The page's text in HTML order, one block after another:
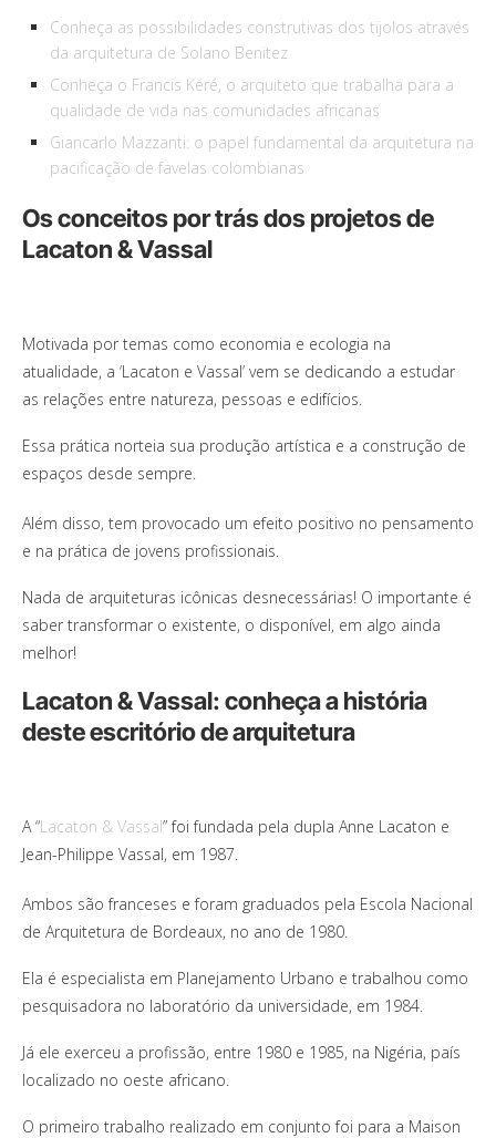
Conheça as possibilidades construtivas dos tijolos através
da arquitetura de Solano Benitez
Conheça o Francis Kéré, o arquiteto que trabalha para a
qualidade de vida nas comunidades africanas
Giancarlo Mazzanti: o papel fundamental da arquitetura na
pacificação de favelas colombianas
Os conceitos por trás dos projetos de
Lacaton & Vassal
Motivada por temas como economia e ecologia na
atualidade, a ‘Lacaton e Vassal’ vem se dedicando a estudar
as relações entre natureza, pessoas e edifícios.
Essa prática norteia sua produção artística e a construção de
espaços desde sempre.
Além disso, tem provocado um efeito positivo no pensamento
e na prática de jovens profissionais.
Nada de arquiteturas icônicas desnecessárias! O importante é
saber transformar o existente, o disponível, em algo ainda
melhor!
Lacaton & Vassal: conheça a história
deste escritório de arquitetura
A “Lacaton & Vassal” foi fundada pela dupla Anne Lacaton e
Jean-Philippe Vassal, em 1987.
Ambos são franceses e foram graduados pela Escola Nacional
de Arquitetura de Bordeaux, no ano de 1980.
Ela é especialista em Planejamento Urbano e trabalhou como
pesquisadora no laboratório da universidade, em 1984.
Já ele exerceu a profissão, entre 1980 e 1985, na Nigéria, país
localizado no oeste africano.
O primeiro trabalho realizado em conjunto foi para a Maison